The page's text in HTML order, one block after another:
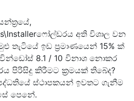
අති විශාල වන
තැටියේ ඉඩ ප්‍රමාණයෙන් 15% ක්
8.1 / 10 විනාශ නොකර
පිරිසිදු කිරීමට ක්‍රමයක් තිබේද?
ස්ථාපකයන් ඉවතට ගැනීම
පෙනේ.